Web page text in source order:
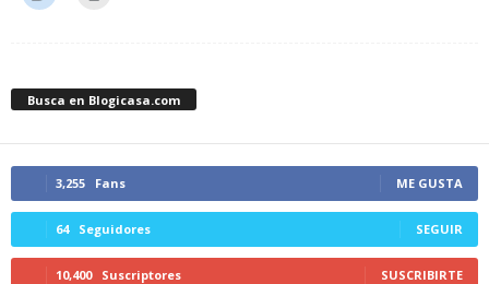
Busca en Blogicasa.com
3,255 Fans ME GUSTA
64 Seguidores SEGUIR
10,400 Suscriptores SUSCRIBIRTE